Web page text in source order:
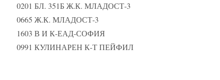
0201 БЛ. 351Б Ж.К. МЛАДОСТ-3
0665 Ж.К. МЛАДОСТ-3
1603 В И К-ЕАД-СОФИЯ
0991 КУЛИНАРЕН К-Т ПЕЙФИЛ